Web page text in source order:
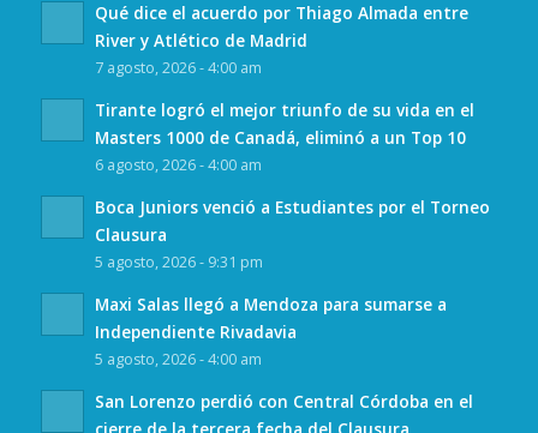
Qué dice el acuerdo por Thiago Almada entre
River y Atlético de Madrid
7 agosto, 2026 - 4:00 am
Tirante logró el mejor triunfo de su vida en el
Masters 1000 de Canadá, eliminó a un Top 10
6 agosto, 2026 - 4:00 am
Boca Juniors venció a Estudiantes por el Torneo
Clausura
5 agosto, 2026 - 9:31 pm
Maxi Salas llegó a Mendoza para sumarse a
Independiente Rivadavia
5 agosto, 2026 - 4:00 am
San Lorenzo perdió con Central Córdoba en el